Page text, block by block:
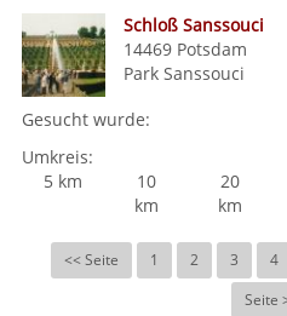
Schloß Sanssouci
14469 Potsdam
Park Sanssouci
Gesucht wurde:
Umkreis:
5 km
10
km
20
km
<< Seite 1 2 3 4
Seite